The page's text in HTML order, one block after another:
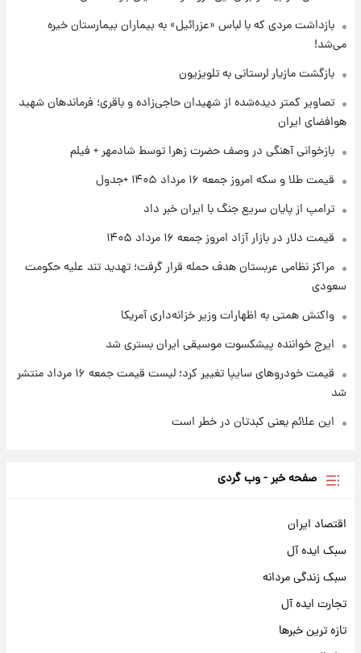
پیش‌بینی بارش‌های گسترده با ورود ال‌نینو؛ کدام
روزها پربارش‌تر خواهند بود؟
شماره پیراهن خریدهای جدید پرسپولیس اعلام
شد؛ تیکدری، محبی و سرگیف با اعداد ویژه
۱ روز پیش
جزئیات فعال‌سازی «کیف پول ایران» اعلام
شد+فیلم
بازداشت مردی که با لباس «عزرائیل» به بیماران بیمارستان خیره
می‌شد!
بازگشت مازیار لرستانی به تلویزیون
تصاویر کمتر دیده‌شده از شهیدان حاجی‌زاده و باقری؛ فرماندهان شهید
هوافضای ایران
بازخوانی آهنگی در وصف حضرت زهرا توسط شادمهر + فیلم
قیمت طلا و سکه امروز جمعه ۱۶ مرداد ۱۴۰۵ +جدول
ترامپ از پایان سریع جنگ با ایران خبر داد
قیمت دلار در بازار آزاد امروز جمعه ۱۶ مرداد ۱۴۰۵
مراکز نظامی عربستان هدف حمله قرار گرفت؛ تهدید تند علیه حکومت
سعودی
واکنش همتی به اظهارات وزیر خزانه‌داری آمریکا
ایرج خواننده پیشکسوت موسیقی ایران بستری شد
قیمت خودروهای سایپا تغییر کرد؛ لیست قیمت جمعه ۱۶ مرداد منتشر
شد
این علائم یعنی کبدتان در خطر است
صفحه خبر - وب گردی
اقتصاد ایران
سبک ایده آل
سبک زندگی مردانه
تجارت ایده آل
تازه ترین خبرها